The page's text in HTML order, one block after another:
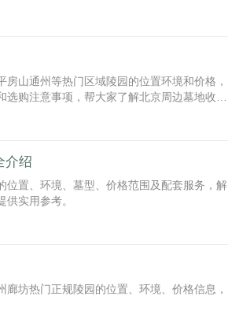
山通州等热门区域陵园的位置环境和价格，
购注意事项，帮大家了解北京周边墓地收费
介绍
置、环境、墓型、价格范围及配套服务，解
实用参考。
坊热门正规陵园的位置、环境、价格信息，